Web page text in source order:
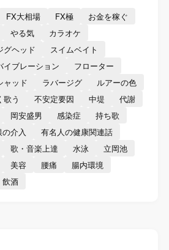
FX大相場 FX極
お金を稼ぐ
やる気
カラオケ
グヘッド
スイムベイト
イブレーション
フローター
ャッド ラバージグ
ルアーの色
歌う 不安定要因 中堤
代謝
岡安盛男 感染症
持ち歌
の介入
有名人の健康関連話
歌・音楽上達 水泳
立岡池
美容 腰痛
腸内環境
飲酒